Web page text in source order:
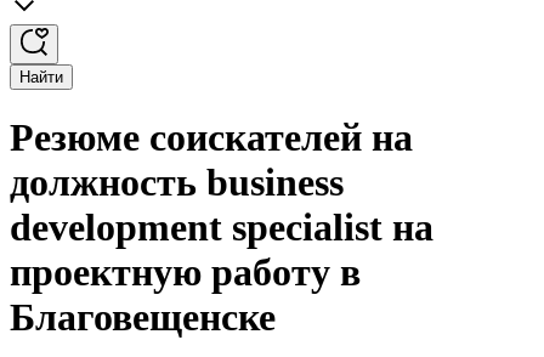
Найти
Резюме соискателей на
должность business
development specialist на
проектную работу в
Благовещенске